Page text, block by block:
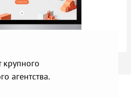
крупного
агентства.